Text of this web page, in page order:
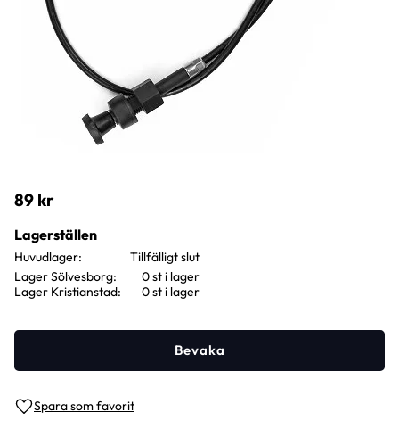
89 kr
Lägg till i favoriter
Bevaka
Lagerställen
Huvudlager
Lager Sölvesborg
0 st i lager
Lager Kristianstad
0 st i lager